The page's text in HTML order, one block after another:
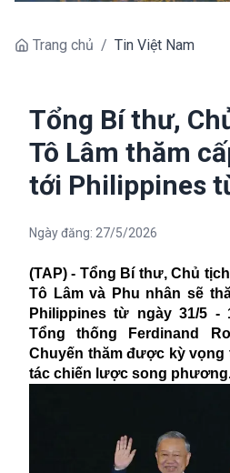
Trang chủ / Tin Việt Nam
Tổng Bí thư,
Tô Lâm thăm
tới Philippines
Ngày đăng: 27/5/2026
(TAP) - Tổng Bí thư, Chủ
Tô Lâm và Phu nhân sẽ
Philippines từ ngày 31/5
Tổng thống Ferdinand
Chuyến thăm được kỳ
tác chiến lược song